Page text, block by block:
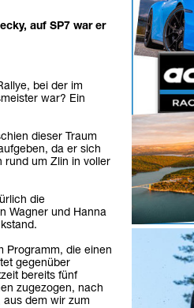
auf SP7 war er
bei der im
war? Ein
dieser Traum
da er sich
rund um Zlin in voller
die
Wagner und Hanna
Programm, die einen
gegenüber
bereits fünf
zugezogen, nach
dem wir zum